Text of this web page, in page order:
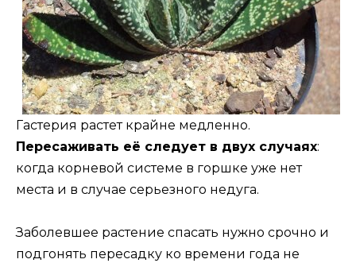
Гастерия растет крайне медленно.
Пересаживать её следует в двух случаях:
когда корневой системе в горшке уже нет
места и в случае серьезного недуга.
Заболевшее растение спасать нужно срочно и
подгонять пересадку ко времени года не